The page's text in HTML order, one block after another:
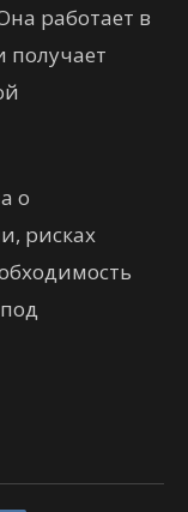
работает в
получает
о
рисках